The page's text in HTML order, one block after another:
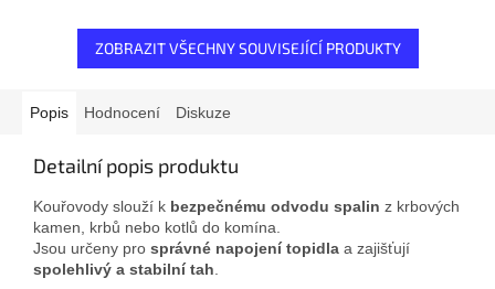
ZOBRAZIT VŠECHNY SOUVISEJÍCÍ PRODUKTY
Popis Hodnocení Diskuze
Detailní popis produktu
Kouřovody slouží k bezpečnému odvodu spalin z krbových
kamen, krbů nebo kotlů do komína.
Jsou určeny pro správné napojení topidla a zajišťují
spolehlivý a stabilní tah.